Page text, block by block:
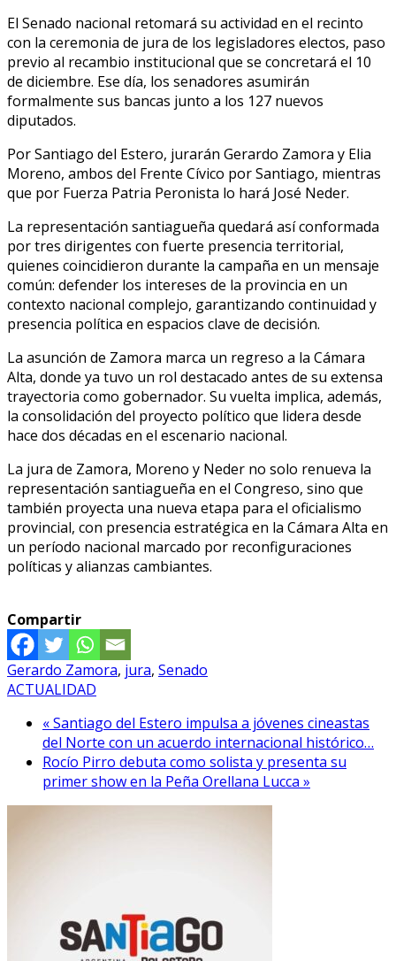
El Senado nacional retomará su actividad en el recinto
con la ceremonia de jura de los legisladores electos, paso
previo al recambio institucional que se concretará el 10
de diciembre. Ese día, los senadores asumirán
formalmente sus bancas junto a los 127 nuevos
diputados.
Por Santiago del Estero, jurarán Gerardo Zamora y Elia
Moreno, ambos del Frente Cívico por Santiago, mientras
que por Fuerza Patria Peronista lo hará José Neder.
La representación santiagueña quedará así conformada
por tres dirigentes con fuerte presencia territorial,
quienes coincidieron durante la campaña en un mensaje
común: defender los intereses de la provincia en un
contexto nacional complejo, garantizando continuidad y
presencia política en espacios clave de decisión.
La asunción de Zamora marca un regreso a la Cámara
Alta, donde ya tuvo un rol destacado antes de su extensa
trayectoria como gobernador. Su vuelta implica, además,
la consolidación del proyecto político que lidera desde
hace dos décadas en el escenario nacional.
La jura de Zamora, Moreno y Neder no solo renueva la
representación santiagueña en el Congreso, sino que
también proyecta una nueva etapa para el oficialismo
provincial, con presencia estratégica en la Cámara Alta en
un período nacional marcado por reconfiguraciones
políticas y alianzas cambiantes.
Compartir
Gerardo Zamora, jura, Senado
ACTUALIDAD
« Santiago del Estero impulsa a jóvenes cineastas
del Norte con un acuerdo internacional histórico…
Rocío Pirro debuta como solista y presenta su
primer show en la Peña Orellana Lucca »